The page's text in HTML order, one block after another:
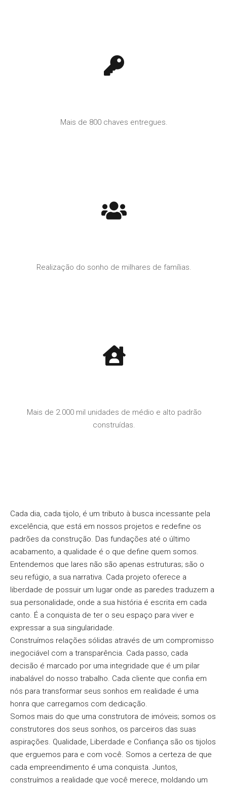
Mais de 800 chaves entregues.
Realização do sonho de milhares de famílias.
Mais de 2.000 mil unidades de médio e alto padrão
construídas.
Cada dia, cada tijolo, é um tributo à busca incessante pela
excelência, que está em nossos projetos e redefine os
padrões da construção. Das fundações até o último
acabamento, a qualidade é o que define quem somos.
Entendemos que lares não são apenas estruturas; são o
seu refúgio, a sua narrativa. Cada projeto oferece a
liberdade de possuir um lugar onde as paredes traduzem a
sua personalidade, onde a sua história é escrita em cada
canto. É a conquista de ter o seu espaço para viver e
expressar a sua singularidade.
Construímos relações sólidas através de um compromisso
inegociável com a transparência. Cada passo, cada
decisão é marcado por uma integridade que é um pilar
inabalável do nosso trabalho. Cada cliente que confia em
nós para transformar seus sonhos em realidade é uma
honra que carregamos com dedicação.
Somos mais do que uma construtora de imóveis; somos os
construtores dos seus sonhos, os parceiros das suas
aspirações. Qualidade, Liberdade e Confiança são os tijolos
que erguemos para e com você. Somos a certeza de que
cada empreendimento é uma conquista. Juntos,
construímos a realidade que você merece, moldando um